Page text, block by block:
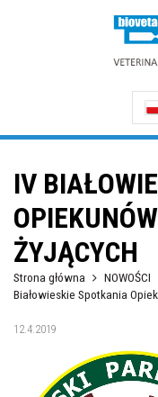
IV
ŻYJĄCYCH
Strona główna NOWOŚCI
Białowieskie Spotkania
12.4.2019